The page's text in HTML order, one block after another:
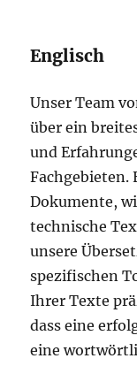
Englisch
Unser Team
über ein
und
Fachgebieten.
Dokumente,
technische
unsere
spezifischen
Ihrer Texte
dass eine
eine